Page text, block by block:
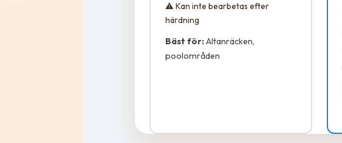
⚠️ Kan inte bearbetas efter
härdning
Bäst för:Altanräcken,
poolområden